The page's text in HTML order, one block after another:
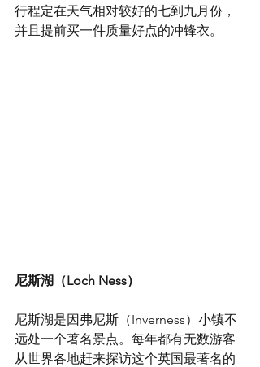
行程定在天气相对较好的七到九月份，
并且提前买一件质量好点的冲锋衣。
尼斯湖（Loch Ness）
尼斯湖是因弗尼斯（Inverness）小镇不
远处一个著名景点。每年都有无数游客
从世界各地赶来探访这个英国最著名的